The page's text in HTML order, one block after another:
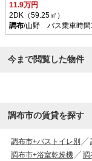
11.9万円
2DK（59.25㎡）
調布/山野 バス乗車時
今まで閲覧した物件
調布市の賃貸を探す
調布市+バストイレ別
調布市+浴室乾燥機
調